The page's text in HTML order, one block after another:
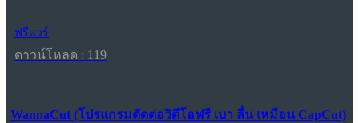
ฟรีแวร์
ดาวน์โหลด : 119
WannaCut (โปรแกรมตัดต่อวิดีโอฟรี เบา ลื่น เหมือน CapCut)